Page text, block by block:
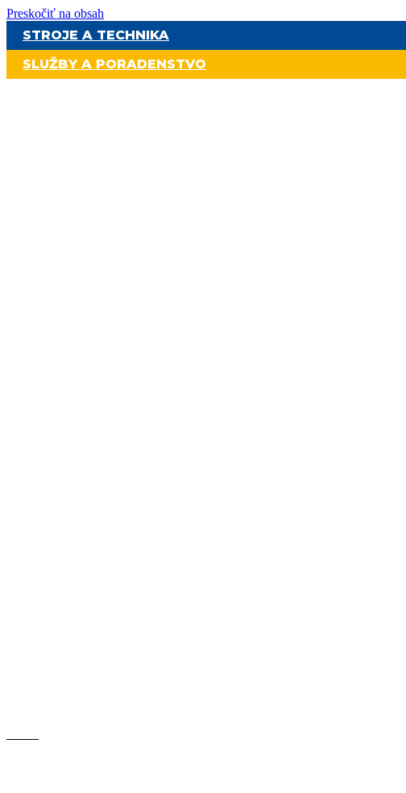
Preskočiť na obsah
STROJE A TECHNIKA
SLUŽBY A PORADENSTVO